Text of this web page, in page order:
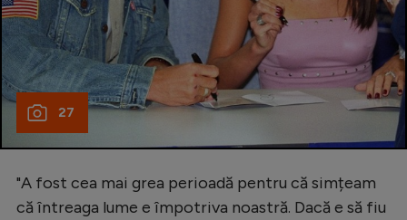
27
"A fost cea mai grea perioadă pentru că simțeam
că întreaga lume e împotriva noastră. Dacă e să fiu